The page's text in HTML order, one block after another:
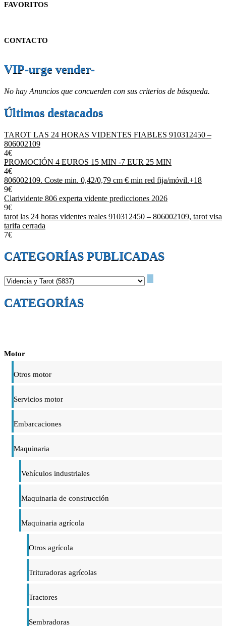
FAVORITOS
CONTACTO
VIP-urge vender-
No hay Anuncios que concuerden con sus criterios de búsqueda.
Últimos destacados
TAROT LAS 24 HORAS VIDENTES FIABLES 910312450 –
806002109
4€
PROMOCIÓN 4 EUROS 15 MIN -7 EUR 25 MIN
4€
806002109. Coste min. 0,42/0,79 cm € min red fija/móvil.+18
9€
Clarividente 806 experta vidente predicciones 2026
9€
tarot las 24 horas videntes reales 910312450 – 806002109, tarot visa
tarifa cerrada
7€
CATEGORÍAS PUBLICADAS
CATEGORÍAS
Motor
Otros motor
Servicios motor
Embarcaciones
Maquinaria
Vehículos industriales
Maquinaria de construcción
Maquinaria agrícola
Otros agrícola
Trituradoras agrícolas
Tractores
Sembradoras